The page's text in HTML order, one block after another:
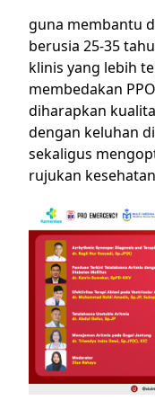
guna membantu
berusia 25-35
klinis yang lebih
membedakan
diharapkan
dengan keluhan
sekaligus
rujukan